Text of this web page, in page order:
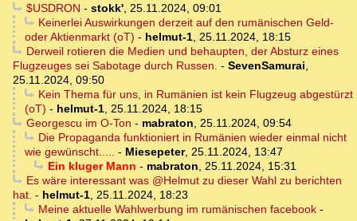
$USDRON - stokk', 25.11.2024, 09:01
Keinerlei Auswirkungen derzeit auf den rumänischen Geld-
oder Aktienmarkt (oT) - helmut-1, 25.11.2024, 18:15
Derweil rotieren die Medien und behaupten, der Absturz eines
Flugzeuges sei Sabotage durch Russen. - SevenSamurai,
25.11.2024, 09:50
Kein Thema für uns, in Rumänien ist kein Flugzeug abgestürzt
(oT) - helmut-1, 25.11.2024, 18:15
Georgescu im O-Ton - mabraton, 25.11.2024, 09:54
Die Propaganda funktioniert in Rumänien wieder einmal nicht
wie gewünscht..... - Miesepeter, 25.11.2024, 13:47
Ein kluger Mann - mabraton, 25.11.2024, 15:31
Es wäre interessant was @Helmut zu dieser Wahl zu berichten
hat. - helmut-1, 25.11.2024, 18:23
Meine aktuelle Wahlwerbung im rumänischen facebook-